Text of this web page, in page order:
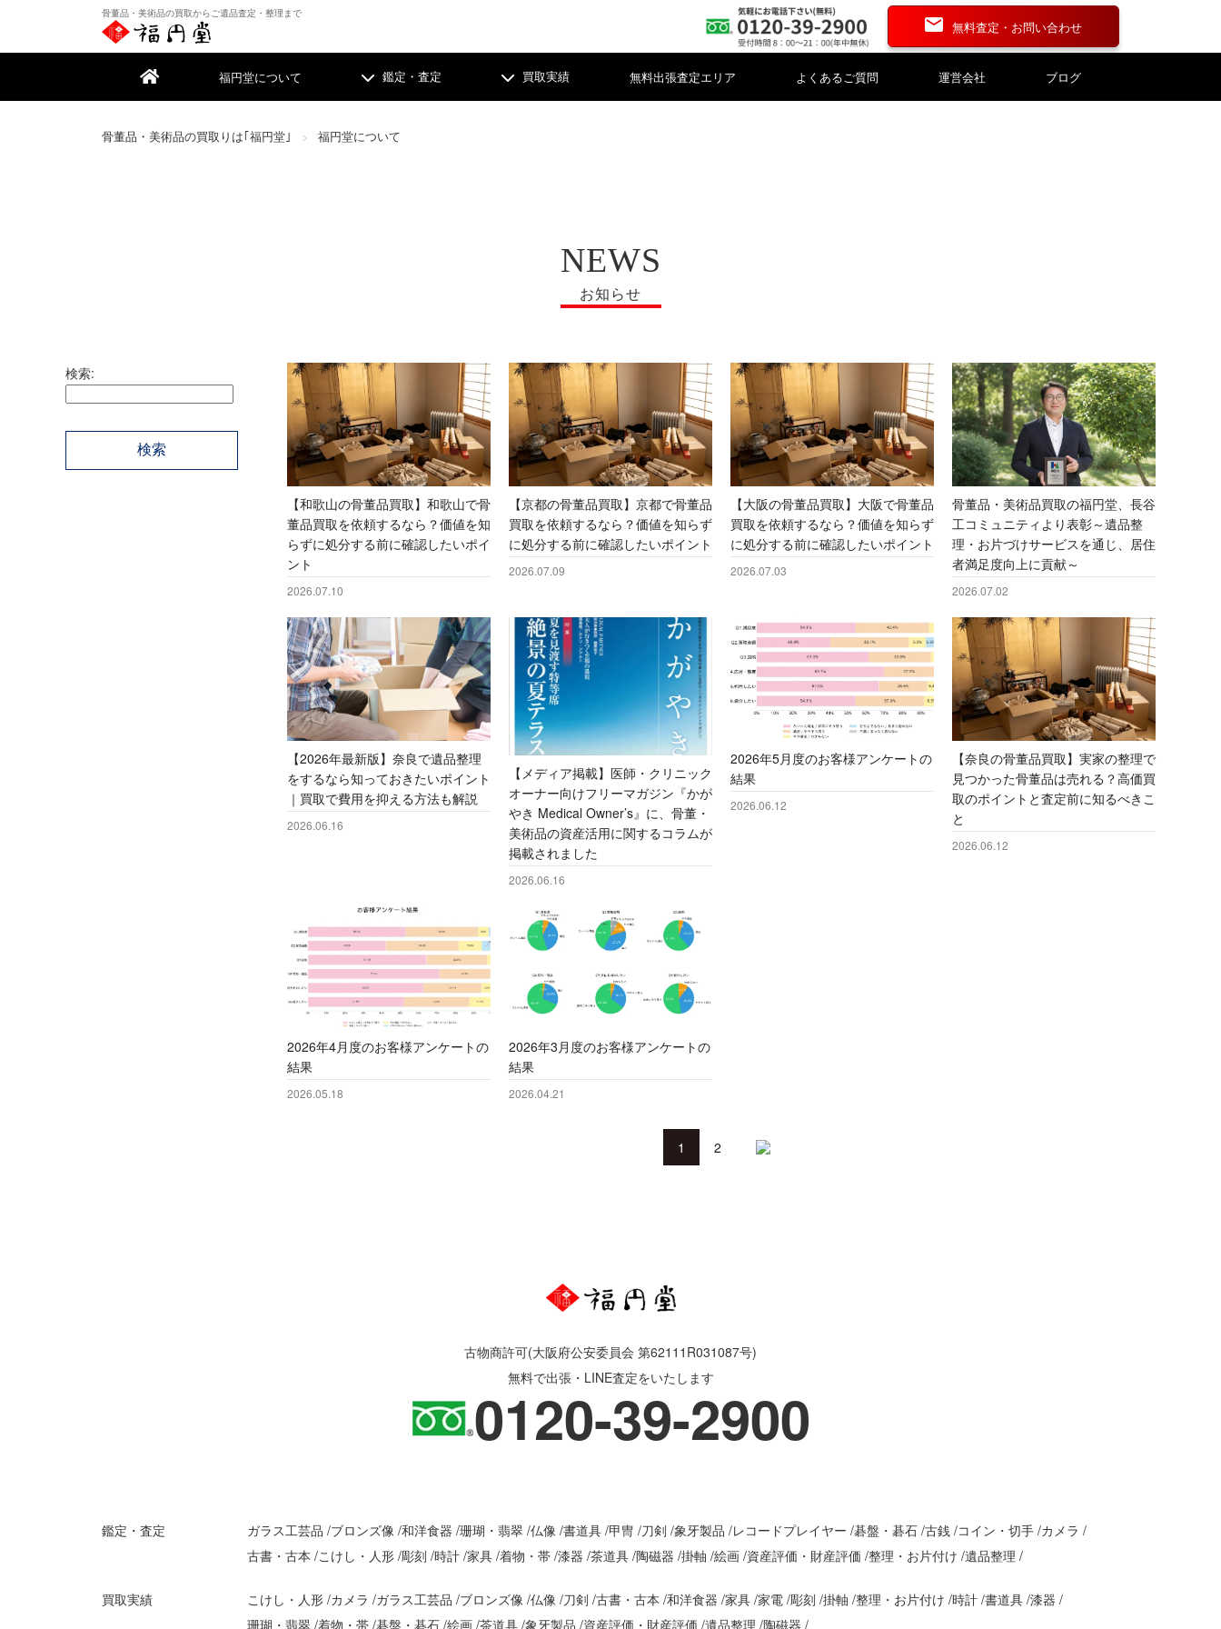
骨董品・美術品の買取からご遺品査定・整理まで
無料査定・お問い合わせ
福円堂について 鑑定・査定
陶磁器
時計
象牙製品 刀剣 甲冑 書道具
仏像 珊瑚・翡翠 和洋食器 ブロンズ像 ガラス工芸品
買取実績
陶磁器
時計
象牙製品 刀剣 甲冑 書道具
仏像 珊瑚・翡翠 和洋食器 ブロンズ像 ガラス工芸品
無料出張査定エリア よくあるご質問 運営会社 ブログ
骨董品・美術品の買取りは｢福円堂｣ 福円堂について
NEWS
お知らせ
検索:
【和歌山の骨董品買取】和歌山で骨
董品買取を依頼するなら？価値を知
らずに処分する前に確認したいポイ
ント
2026.07.10
【京都の骨董品買取】京都で骨董品
買取を依頼するなら？価値を知らず
に処分する前に確認したいポイント
2026.07.09
【大阪の骨董品買取】大阪で骨董品
買取を依頼するなら？価値を知らず
に処分する前に確認したいポイント
2026.07.03
骨董品・美術品買取の福円堂、長谷
工コミュニティより表彰～遺品整
理・お片づけサービスを通じ、居住
者満足度向上に貢献～
2026.07.02
【2026年最新版】奈良で遺品整理
をするなら知っておきたいポイント
｜買取で費用を抑える方法も解説
2026.06.16
【メディア掲載】医師・クリニック
オーナー向けフリーマガジン『かが
やき Medical Owner’s』に、骨董・
美術品の資産活用に関するコラムが
掲載されました
2026.06.16
2026年5月度のお客様アンケートの
結果
2026.06.12
【奈良の骨董品買取】実家の整理で
見つかった骨董品は売れる？高価買
取のポイントと査定前に知るべきこ
と
2026.06.12
2026年4月度のお客様アンケートの
結果
2026.05.18
2026年3月度のお客様アンケートの
結果
2026.04.21
1 2
古物商許可(大阪府公安委員会 第62111R031087号)
無料で出張・LINE査定をいたします
0120-39-2900
鑑定・査定 ガラス工芸品 ブロンズ像 和洋食器 珊瑚・翡翠 仏像 書道具 甲冑 刀剣 象牙製品 レコードプレイヤー 碁盤・碁石 古銭 コイン・切手 カメラ
古書・古本 こけし・人形 彫刻 時計 家具 着物・帯 漆器 茶道具 陶磁器 掛軸 絵画 資産評価・財産評価 整理・お片付け 遺品整理
買取実績 こけし・人形 カメラ ガラス工芸品 ブロンズ像 仏像 刀剣 古書・古本 和洋食器 家具 家電 彫刻 掛軸 整理・お片付け 時計 書道具 漆器
珊瑚・翡翠 着物・帯 碁盤・碁石 絵画 茶道具 象牙製品 資産評価・財産評価 遺品整理 陶磁器